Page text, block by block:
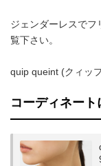
ジェンダーレスで
覧下さい。
quip queint (クィッ
コーディネー